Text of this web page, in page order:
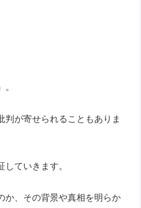
判が寄せられることもありま
ていきます。
か、その背景や真相を明らか